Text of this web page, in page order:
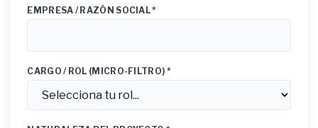
EMPRESA / RAZÓN SOCIAL *
CARGO / ROL (MICRO-FILTRO) *